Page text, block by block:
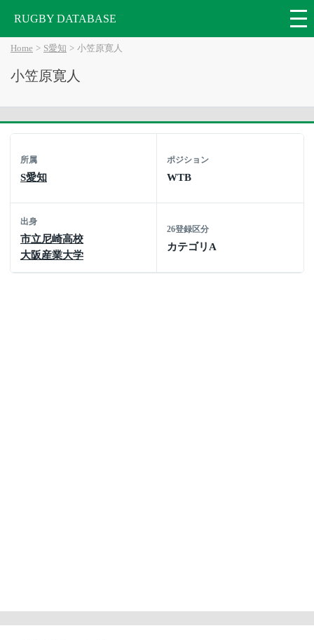
RUGBY DATABASE
Home S愛知 小笠原寛人
小笠原寛人
所属
S愛知
ポジション
WTB
出身
市立尼崎高校
大阪産業大学
26登録区分
カテゴリA